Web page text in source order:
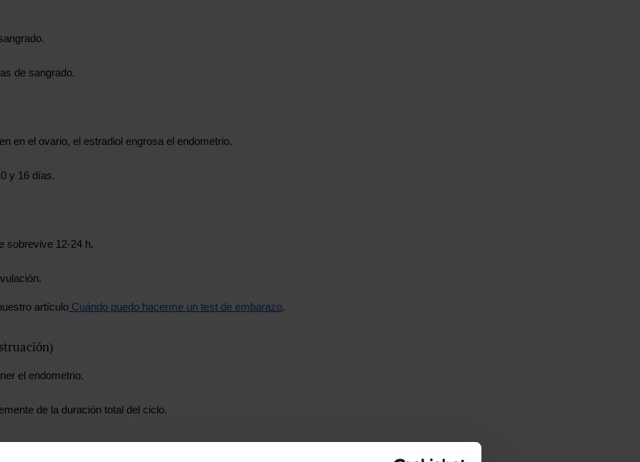
de sangrado.
en el ovario, el estradiol engrosa el endometrio.
y 16 días.
sobrevive 12‑24 h.
artículo Cuándo puedo hacerme un test de embarazo.
el endometrio.
de la duración total del ciclo.